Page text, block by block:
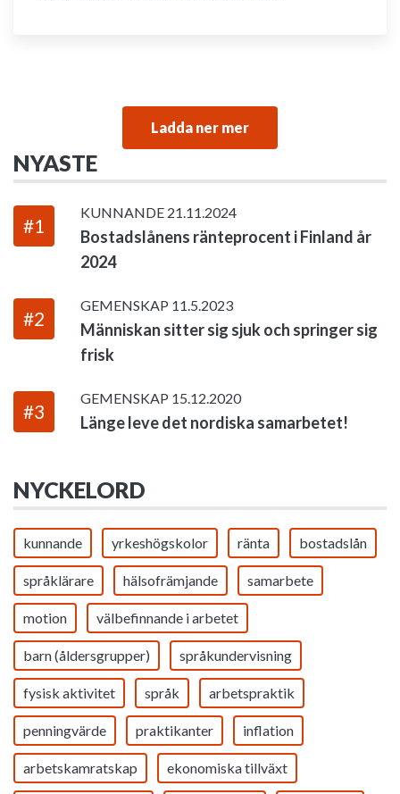
Ladda ner mer
NYASTE
#1
KUNNANDE 21.11.2024
Bostadslånens ränteprocent i Finland år
2024
#2
GEMENSKAP 11.5.2023
Människan sitter sig sjuk och springer sig
frisk
#3
GEMENSKAP 15.12.2020
Länge leve det nordiska samarbetet!
NYCKELORD
kunnande yrkeshögskolor ränta bostadslån
språklärare hälsofrämjande samarbete
motion välbefinnande i arbetet
barn (åldersgrupper) språkundervisning
fysisk aktivitet språk arbetspraktik
penningvärde praktikanter inflation
arbetskamratskap ekonomiska tillväxt